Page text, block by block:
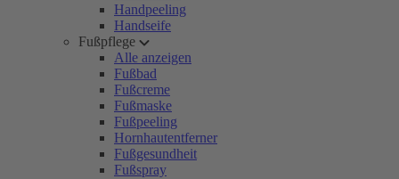
Handpeeling
Handseife
Fußpflege
Alle anzeigen
Fußbad
Fußcreme
Fußmaske
Fußpeeling
Hornhautentferner
Fußgesundheit
Fußspray